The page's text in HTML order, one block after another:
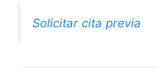
Solicitar cita previa